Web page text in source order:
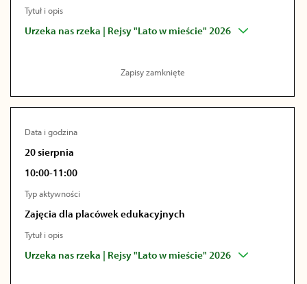
Tytuł i opis
Urzeka nas rzeka | Rejsy "Lato w mieście" 2026
Zapisy zamknięte
Data i godzina
20 sierpnia
10:00-11:00
Typ aktywności
Zajęcia dla placówek edukacyjnych
Tytuł i opis
Urzeka nas rzeka | Rejsy "Lato w mieście" 2026